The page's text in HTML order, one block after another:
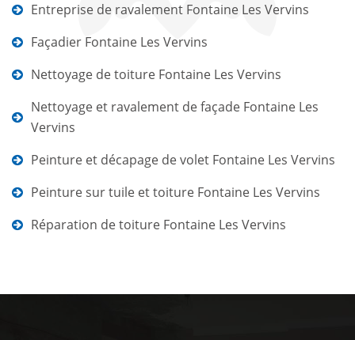
Entreprise de ravalement Fontaine Les Vervins
Façadier Fontaine Les Vervins
Nettoyage de toiture Fontaine Les Vervins
Nettoyage et ravalement de façade Fontaine Les
Vervins
Peinture et décapage de volet Fontaine Les Vervins
Peinture sur tuile et toiture Fontaine Les Vervins
Réparation de toiture Fontaine Les Vervins